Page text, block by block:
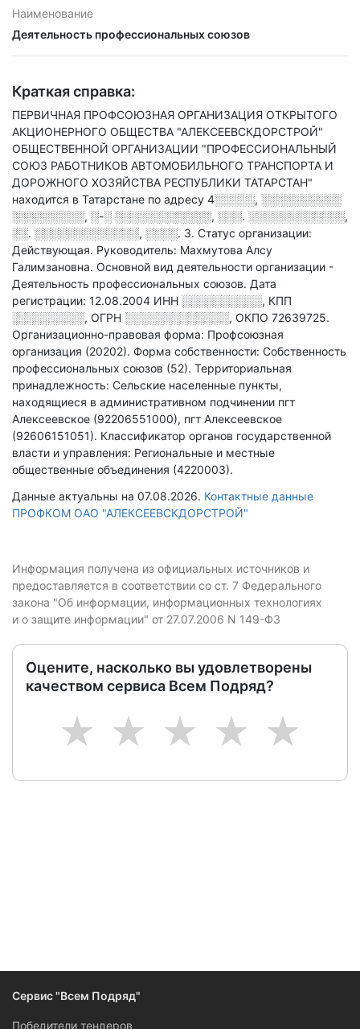
Наименование
Деятельность профессиональных союзов
Краткая справка:
ПЕРВИЧНАЯ ПРОФСОЮЗНАЯ ОРГАНИЗАЦИЯ ОТКРЫТОГО
АКЦИОНЕРНОГО ОБЩЕСТВА "АЛЕКСЕЕВСКДОРСТРОЙ"
ОБЩЕСТВЕННОЙ ОРГАНИЗАЦИИ "ПРОФЕССИОНАЛЬНЫЙ
СОЮЗ РАБОТНИКОВ АВТОМОБИЛЬНОГО ТРАНСПОРТА И
ДОРОЖНОГО ХОЗЯЙСТВА РЕСПУБЛИКИ ТАТАРСТАН"
находится в Татарстане по адресу 4░░░░░, ░░░░░░░░░░
░░░░░░░░░, ░-░ ░░░░░░░░░░░░, ░░░. ░░░░░░░░░░░░,
░░. ░░░░░░░░░░░░░, ░░░░. 3. Статус организации:
Действующая. Руководитель: Махмутова Алсу
Галимзановна. Основной вид деятельности организации -
Деятельность профессиональных союзов. Дата
регистрации: 12.08.2004 ИНН ░░░░░░░░░░, КПП
░░░░░░░░░, ОГРН ░░░░░░░░░░░░░, ОКПО 72639725.
Организационно-правовая форма: Профсоюзная
организация (20202). Форма собственности: Собственность
профессиональных союзов (52). Территориальная
принадлежность: Сельские населенные пункты,
находящиеся в административном подчинении пгт
Алексеевское (92206551000), пгт Алексеевское
(92606151051). Классификатор органов государственной
власти и управления: Региональные и местные
общественные объединения (4220003).
Данные актуальны на 07.08.2026. Контактные данные
ПРОФКОМ ОАО "АЛЕКСЕЕВСКДОРСТРОЙ"
Информация получена из официальных источников и
предоставляется в соответствии со ст. 7 Федерального
закона "Об информации, информационных технологиях
и о защите информации" от 27.07.2006 N 149-ФЗ
Оцените, насколько вы удовлетворены
качеством сервиса Всем Подряд?
5
4
3
2
1
Сервис "Всем Подряд"
Победители тендеров